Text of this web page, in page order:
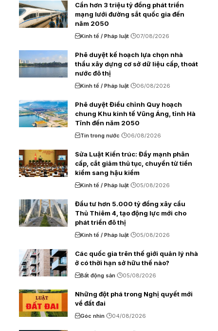
Cần hơn 3 triệu tỷ đồng phát triển
mạng lưới đường sắt quốc gia đến
năm 2050
Kinh tế / Pháp luật 07/08/2026
Phê duyệt kế hoạch lựa chọn nhà
thầu xây dựng cơ sở dữ liệu cấp, thoát
nước đô thị
Kinh tế / Pháp luật 06/08/2026
Phê duyệt Điều chỉnh Quy hoạch
chung Khu kinh tế Vũng Áng, tỉnh Hà
Tĩnh đến năm 2050
Tin trong nước 06/08/2026
Sửa Luật Kiến trúc: Đẩy mạnh phân
cấp, cắt giảm thủ tục, chuyển từ tiền
kiểm sang hậu kiểm
Kinh tế / Pháp luật 05/08/2026
Đầu tư hơn 5.000 tỷ đồng xây cầu
Thủ Thiêm 4, tạo động lực mới cho
phát triển đô thị
Kinh tế / Pháp luật 05/08/2026
Các quốc gia trên thế giới quản lý nhà
ở có thời hạn sở hữu thế nào?
Bất động sản 05/08/2026
Những đột phá trong Nghị quyết mới
về đất đai
Góc nhìn 04/08/2026